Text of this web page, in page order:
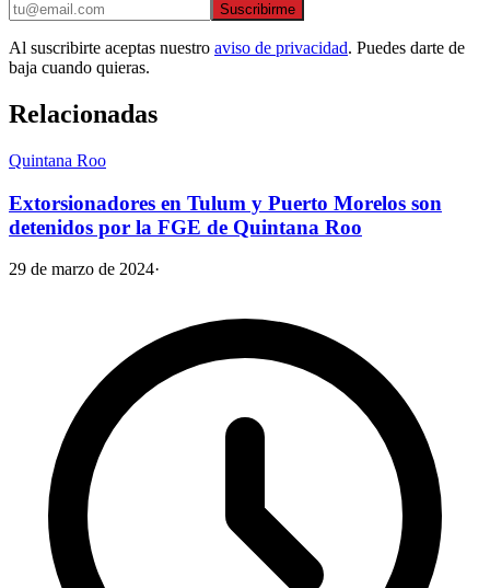
Suscribirme
Al suscribirte aceptas nuestro aviso de privacidad. Puedes darte de
baja cuando quieras.
Relacionadas
Quintana Roo
Extorsionadores en Tulum y Puerto Morelos son
detenidos por la FGE de Quintana Roo
29 de marzo de 2024·